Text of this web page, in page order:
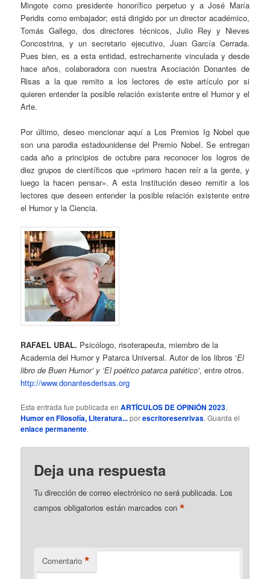
Mingote como presidente honorífico perpetuo y a José María
Peridis como embajador; está dirigido por un director académico,
Tomás Gallego, dos directores técnicos, Julio Rey y Nieves
Concostrina, y un secretario ejecutivo, Juan García Cerrada.
Pues bien, es a esta entidad, estrechamente vinculada y desde
hace años, colaboradora con nuestra Asociación Donantes de
Risas a la que remito a los lectores de este artículo por si
quieren entender la posible relación existente entre el Humor y el
Arte.
Por último, deseo mencionar aquí a Los Premios Ig Nobel que
son una parodia estadounidense del Premio Nobel. Se entregan
cada año a principios de octubre para reconocer los logros de
diez grupos de científicos que «primero hacen reír a la gente, y
luego la hacen pensar». A esta Institución deseo remitir a los
lectores que deseen entender la posible relación existente entre
el Humor y la Ciencia.
RAFAEL UBAL. Psicólogo, risoterapeuta, miembro de la
Academia del Humor y Patarca Universal. Autor de los libros ‘El
libro de Buen Humor’ y ‘El poético patarca patético’, entre otros.
http://www.donantesderisas.org
Esta entrada fue publicada enARTÍCULOS DE OPINIÓN 2023,
Humor en Filosofía, Literatura...porescritoresenrivas. Guarda el
enlace permanente.
Deja una respuesta
Tu dirección de correo electrónico no será publicada. Los
campos obligatorios están marcados con*
Comentario *